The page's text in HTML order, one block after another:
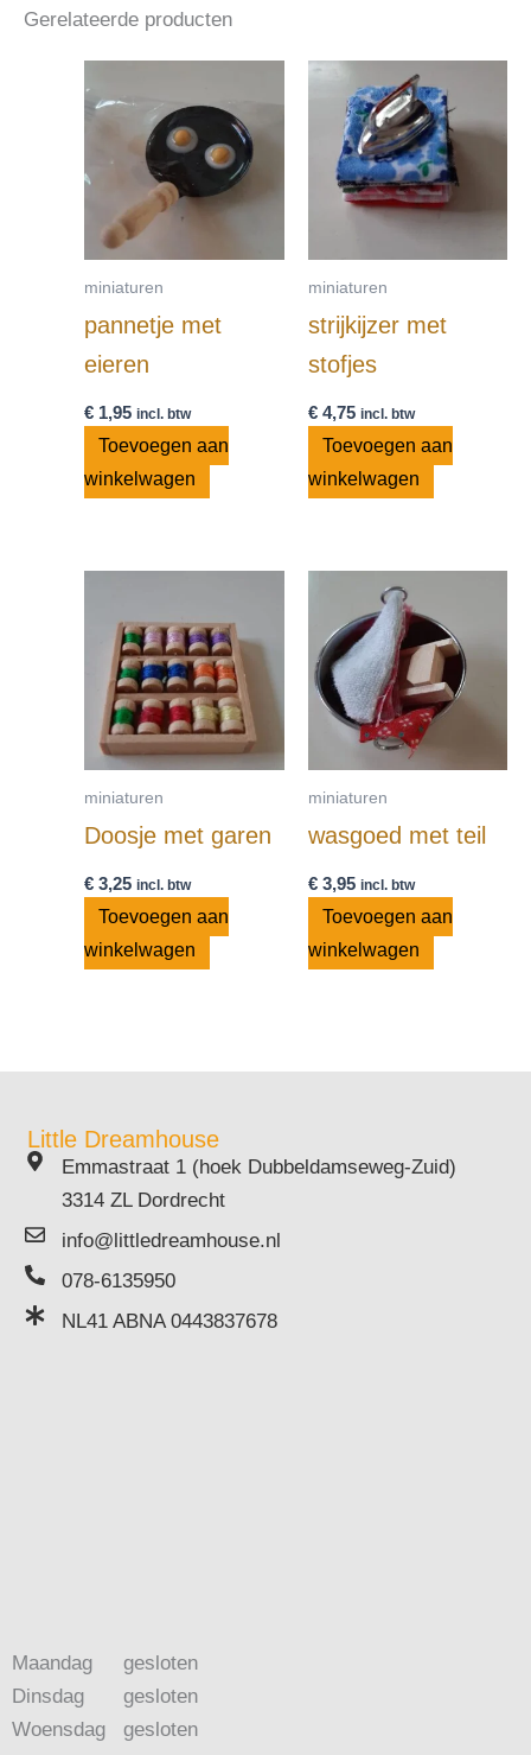
Gerelateerde producten
miniaturen
pannetje met
eieren
€ 1,95 incl. btw
Toevoegen aan
winkelwagen
miniaturen
strijkijzer met
stofjes
€4,75 incl. btw
Toevoegen aan
winkelwagen
miniaturen
Doosje met garen
€ 3,25 incl. btw
Toevoegen aan
winkelwagen
miniaturen
wasgoed met teil
€3,95 incl. btw
Toevoegen aan
winkelwagen
Little Dreamhouse
Emmastraat 1 (hoek Dubbeldamseweg-Zuid)
3314 ZL Dordrecht
info@littledreamhouse.nl
078-6135950
NL41 ABNA 0443837678
Maandag
Dinsdag
Woensdag
gesloten
gesloten
gesloten